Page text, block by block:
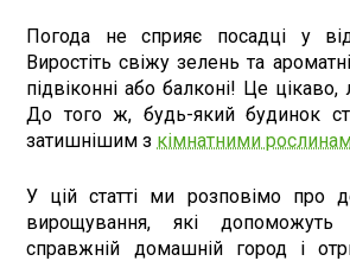
Погода не сприяє посадці у
Виростіть свіжу зелень та
підвіконні або балконі! Це цікаво,
До того ж, будь-який будинок
затишнішим з кімнатними
У цій статті ми розповімо про
вирощування, які
справжній домашній город і